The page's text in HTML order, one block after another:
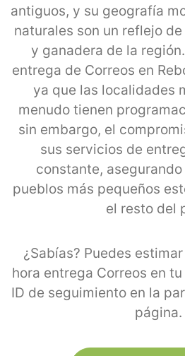
antiguos, y su geografía
naturales son un reflejo
y ganadera de la
entrega de Correos en
ya que las localidades
menudo tienen
sin embargo, el
sus servicios de
constante,
pueblos más pequeños
el resto del
¿Sabías? Puedes
hora entrega Correos en
ID de seguimiento en la
página.